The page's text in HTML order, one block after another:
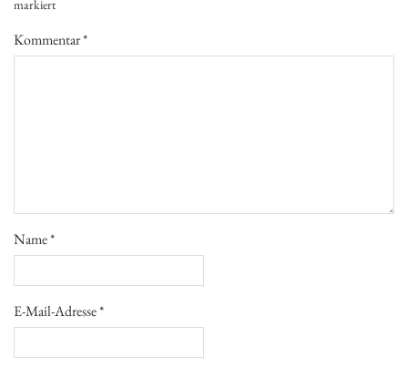
markiert
Kommentar*
Name*
E-Mail-Adresse*